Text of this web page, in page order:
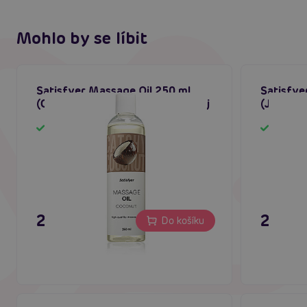
Mohlo by se líbit
Satisfyer Massage Oil 250 ml
(Coconut), kokosový masážní olej
249 Kč Do košíku 249 Kč